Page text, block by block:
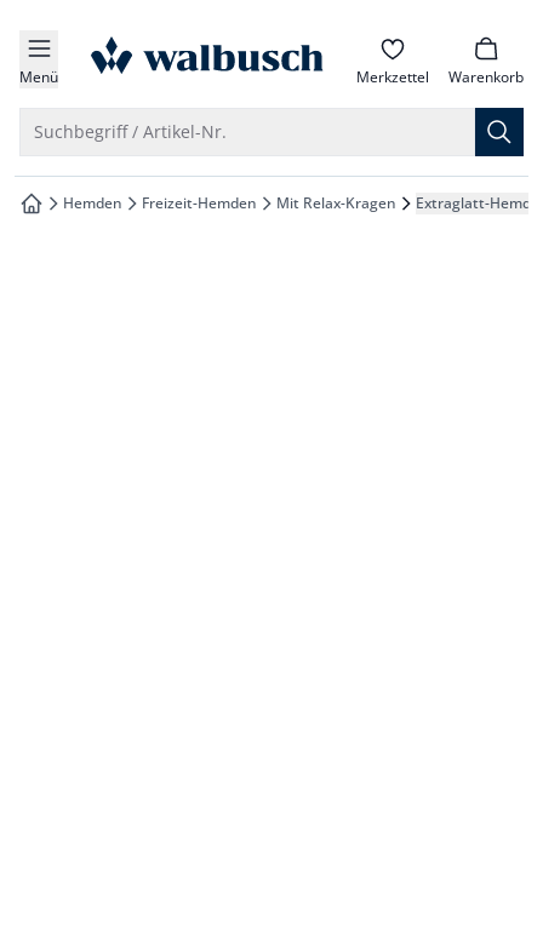
springen
springen
springen
springen
Menü zur Startseite Merkzettel Warenkorb
Suchbegriff / Artikel-Nr.
zur Startseite
Hemden Freizeit-Hemden Mit Relax-Kragen Extraglatt-Hemd